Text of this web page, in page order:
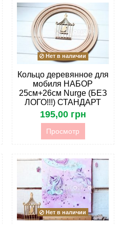
Нет в наличии
Кольцо деревянное для
мобиля НАБОР
25см+26см Nurge (БЕЗ
ЛОГО!!!) СТАНДАРТ
195,00 грн
Просмотр
Нет в наличии